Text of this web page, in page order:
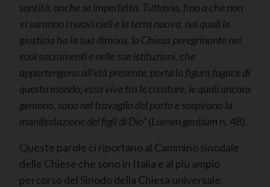
santità, anche se imperfetta. Tuttavia, fino a che non
vi saranno i nuovi cieli e la terra nuova, nei quali la
giustizia ha la sua dimora, la Chiesa peregrinante nei
suoi sacramenti e nelle sue istituzioni, che
appartengono all’età presente, porta la figura fugace di
questo mondo; essa vive tra le creature, le quali ancora
gemono, sono nel travaglio del parto e sospirano la
manifestazione dei figli di Dio”(Lumen gentium n. 48).
Queste parole ci riportano al Cammino sinodale
delle Chiese che sono in Italia e al più ampio
percorso del Sinodo della Chiesa universale.